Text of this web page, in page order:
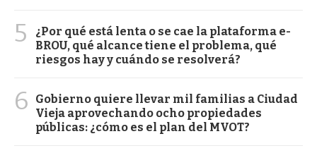
5
¿Por qué está lenta o se cae la plataforma e-
BROU, qué alcance tiene el problema, qué
riesgos hay y cuándo se resolverá?
6
Gobierno quiere llevar mil familias a Ciudad
Vieja aprovechando ocho propiedades
públicas: ¿cómo es el plan del MVOT?